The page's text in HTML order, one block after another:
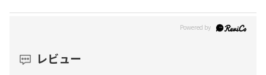
レビュー